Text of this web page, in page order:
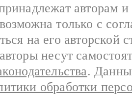
авторам
только с
на его авторской
несут
.
обработки